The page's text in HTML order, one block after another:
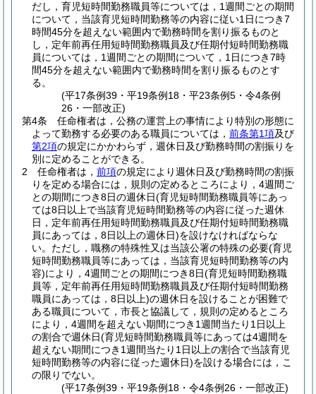
だし，育児短時間勤務職員等については，1週間ごとの期間
について，当該育児短時間勤務等の内容に従い1日につき7
時間45分を超えない範囲内で勤務時間を割り振るものと
し，定年前再任用短時間勤務職員及び任期付短時間勤務職
員については，1週間ごとの期間について，1日につき7時
間45分を超えない範囲内で勤務時間を割り振るものとす
る。
(平17条例39・平19条例18・平23条例5・令4条例
26・一部改正)
第4条
任命権者は，公務の運営上の事情により特別の形態に
よって勤務する必要のある職員については， 前条第1項及び
第2項の規定にかかわらず，週休日及び勤務時間の割振りを
別に定めることができる。
2
任命権者は， 前項の規定により週休日及び勤務時間の割振
りを定める場合には，規則の定めるところにより，4週間ご
との期間につき8日の週休日(育児短時間勤務職員等にあっ
ては8日以上で当該育児短時間勤務等の内容に従った週休
日，定年前再任用短時間勤務職員及び任期付短時間勤務職
員にあっては，8日以上の週休日)を設けなければならな
い。 ただし，職務の特殊性又は当該公署の特殊の必要(育児
短時間勤務職員等にあっては，当該育児短時間勤務等の内
容)により，4週間ごとの期間につき8日(育児短時間勤務職
員等，定年前再任用短時間勤務職員及び任期付短時間勤務
職員にあっては，8日以上)の週休日を設けることが困難で
ある職員について，市長と協議して，規則の定めるところ
により，4週間を超えない期間につき1週間当たり1日以上
の割合で週休日(育児短時間勤務職員等にあっては4週間を
超えない期間につき1週間当たり1日以上の割合で当該育児
短時間勤務等の内容に従った週休日)を設ける場合には，こ
の限りでない。
(平17条例39・平19条例18・令4条例26・一部改正)